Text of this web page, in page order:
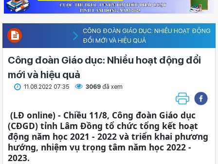
CÔNG ĐOÀN GIÁO DỤC: NHIỀU HOẠT ĐỘNG
ĐỔI MỚI VÀ HIỆU QUẢ
Công đoàn Giáo dục: Nhiều hoạt động đổi
mới và hiệu quả
11.08.2022 07:35 3069 đã xem
(LĐ online) - Chiều 11/8, Công đoàn Giáo dục
(CĐGD) tỉnh Lâm Đồng tổ chức tổng kết hoạt
động năm học 2021 - 2022 và triển khai phương
hướng, nhiệm vụ trọng tâm năm học 2022 -
2023.